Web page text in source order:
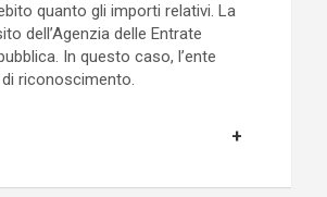
quanto gli importi relativi. La
dell’Agenzia delle Entrate
In questo caso, l’ente
riconoscimento.